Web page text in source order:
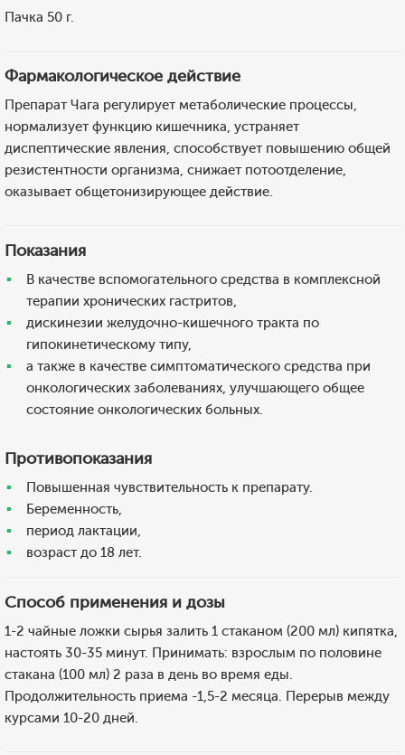
Пачка 50 г.
Фармакологическое действие
Препарат Чага регулирует метаболические процессы,
нормализует функцию кишечника, устраняет
диспептические явления, способствует повышению общей
резистентности организма, снижает потоотделение,
оказывает общетонизирующее действие.
Показания
В качестве вспомогательного средства в комплексной
терапии хронических гастритов,
дискинезии желудочно-кишечного тракта по
гипокинетическому типу,
а также в качестве симптоматического средства при
онкологических заболеваниях, улучшающего общее
состояние онкологических больных.
Противопоказания
Повышенная чувствительность к препарату.
Беременность,
период лактации,
возраст до 18 лет.
Способ применения и дозы
1-2 чайные ложки сырья залить 1 стаканом (200 мл) кипятка,
настоять 30-35 минут. Принимать: взрослым по половине
стакана (100 мл) 2 раза в день во время еды.
Продолжительность приема -1,5-2 месяца. Перерыв между
курсами 10-20 дней.